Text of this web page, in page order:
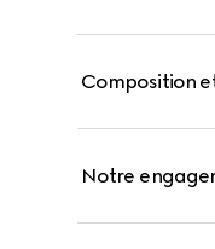
Composition
Notre